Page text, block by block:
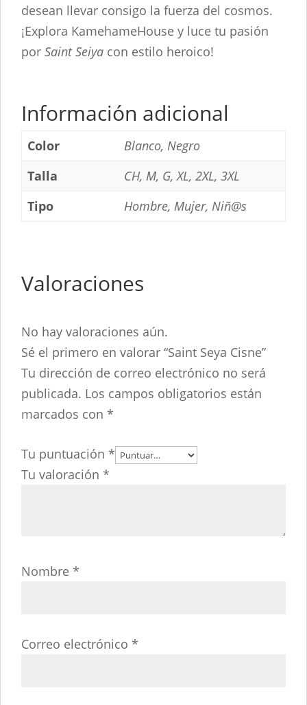
desean llevar consigo la fuerza del cosmos.
¡Explora KamehameHouse y luce tu pasión
por Saint Seiya con estilo heroico!
Información adicional
Color
Blanco, Negro
Talla
CH, M, G, XL, 2XL, 3XL
Tipo
Hombre, Mujer, Niñ@s
Valoraciones
No hay valoraciones aún.
Sé el primero en valorar “Saint Seya Cisne”
Tu dirección de correo electrónico no será
publicada. Los campos obligatorios están
marcados con *
Tu puntuación *
Tu valoración *
Nombre *
Correo electrónico *